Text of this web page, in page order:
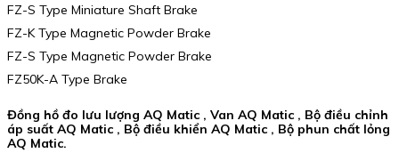
FZ-S Type Miniature Shaft Brake
FZ-K Type Magnetic Powder Brake
FZ-S Type Magnetic Powder Brake
FZ50K-A Type Brake
Đồng hồ đo lưu lượng AQ Matic , Van AQ Matic , Bộ điều chỉnh
áp suất AQ Matic , Bộ điều khiển AQ Matic , Bộ phun chất lỏng
AQ Matic.